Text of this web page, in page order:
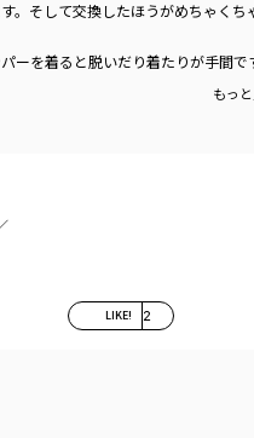
。そして交換したほうがめちゃく
ーを着ると脱いだり着たりが手間
もっ
LIKE! 2
ー・パーカー